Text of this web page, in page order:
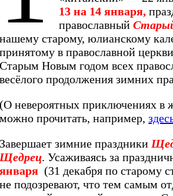
13 на 14 января,
православный
нашему старому, юлианскому
принятому в православной
Старым Новым годом всех
весёлого продолжения зимних
(О невероятных приключениях в
можно прочитать, например,
Завершает зимние праздники
Щедрец. Усаживаясь за
января (31 декабря по старому
не подозревают, что тем самым